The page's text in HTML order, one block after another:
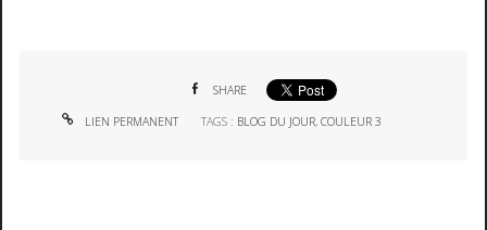
SHARE
LIEN PERMANENT TAGS : BLOG DU JOUR,COULEUR 3